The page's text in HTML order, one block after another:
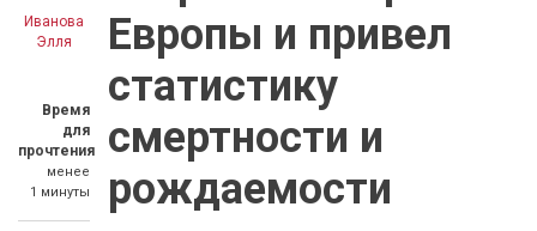
Иванова
Элля
Время
для
прочтения
менее
1 минуты
Европы и привел
статистику
смертности и
рождаемости